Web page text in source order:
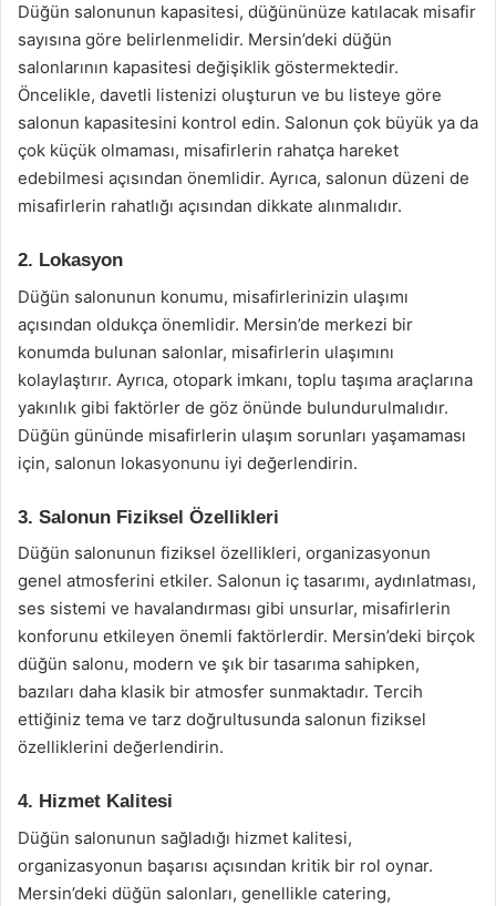
Düğün salonunun kapasitesi, düğününüze katılacak misafir
sayısına göre belirlenmelidir. Mersin’deki düğün
salonlarının kapasitesi değişiklik göstermektedir.
Öncelikle, davetli listenizi oluşturun ve bu listeye göre
salonun kapasitesini kontrol edin. Salonun çok büyük ya da
çok küçük olmaması, misafirlerin rahatça hareket
edebilmesi açısından önemlidir. Ayrıca, salonun düzeni de
misafirlerin rahatlığı açısından dikkate alınmalıdır.
2. Lokasyon
Düğün salonunun konumu, misafirlerinizin ulaşımı
açısından oldukça önemlidir. Mersin’de merkezi bir
konumda bulunan salonlar, misafirlerin ulaşımını
kolaylaştırır. Ayrıca, otopark imkanı, toplu taşıma araçlarına
yakınlık gibi faktörler de göz önünde bulundurulmalıdır.
Düğün gününde misafirlerin ulaşım sorunları yaşamaması
için, salonun lokasyonunu iyi değerlendirin.
3. Salonun Fiziksel Özellikleri
Düğün salonunun fiziksel özellikleri, organizasyonun
genel atmosferini etkiler. Salonun iç tasarımı, aydınlatması,
ses sistemi ve havalandırması gibi unsurlar, misafirlerin
konforunu etkileyen önemli faktörlerdir. Mersin’deki birçok
düğün salonu, modern ve şık bir tasarıma sahipken,
bazıları daha klasik bir atmosfer sunmaktadır. Tercih
ettiğiniz tema ve tarz doğrultusunda salonun fiziksel
özelliklerini değerlendirin.
4. Hizmet Kalitesi
Düğün salonunun sağladığı hizmet kalitesi,
organizasyonun başarısı açısından kritik bir rol oynar.
Mersin’deki düğün salonları, genellikle catering,